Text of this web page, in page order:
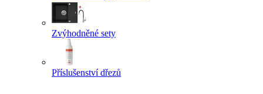
Zvýhodněné sety
Příslušenství dřezů